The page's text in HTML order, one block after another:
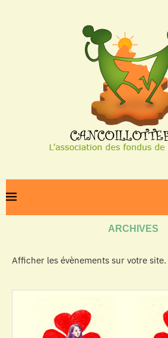
ARCHIVES
Afficher les évènements sur votre site.